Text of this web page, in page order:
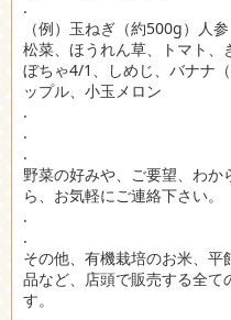
.
（例）玉ねぎ（約500g）人
松菜、ほうれん草、トマト
ぼちゃ4/1、しめじ、バナナ
ップル、小玉メロン
.
.
.
野菜の好みや、ご要望、わか
ら、お気軽にご連絡下さい。
.
.
その他、有機栽培のお米、
品など、店頭で販売する全
す。